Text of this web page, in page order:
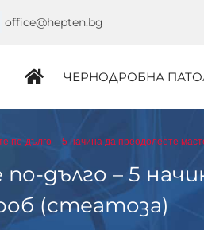
office@hepten.bg
ЧЕРНОДРОБНА
по-дълго – 5 начина да преодолеете
дълго – 5
(стеатоза)